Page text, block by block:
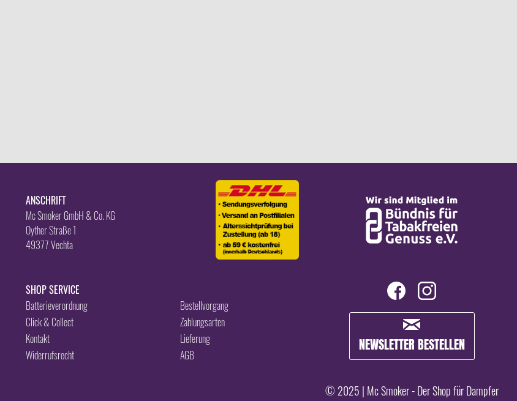
ANSCHRIFT
Mc Smoker GmbH & Co. KG
Oyther Straße 1
49377 Vechta
SHOP SERVICE
Batterieverordnung
Bestellvorgang
Click & Collect
Zahlungsarten
Kontakt
Lieferung
Widerrufsrecht
AGB
NEWSLETTER BESTELLEN
© 2025 | Mc Smoker - Der Shop für Dampfer